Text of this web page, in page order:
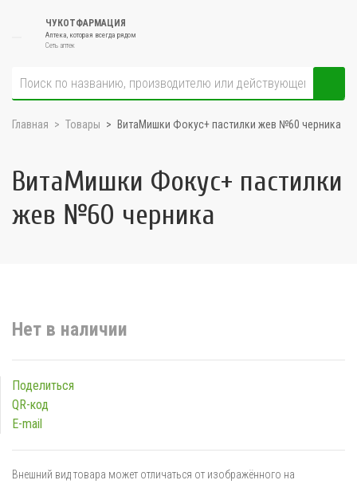
ЧУКОТФАРМАЦИЯ
Аптека, которая всегда рядом
Сеть аптек
Главная Товары ВитаМишки Фокус+ пастилки жев №60 черника
ВитаМишки Фокус+ пастилки
жев №60 черника
Нет в наличии
Поделиться
QR-код
E-mail
Внешний вид товара может отличаться от изображённого на